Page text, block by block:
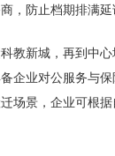
，防止档期排满延
教新城，再到中
企业对公服务与
场景，企业可根